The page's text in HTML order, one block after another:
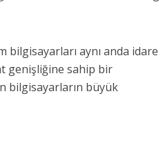
bilgisayarları aynı anda idare
genişliğine sahip bir
bilgisayarların büyük